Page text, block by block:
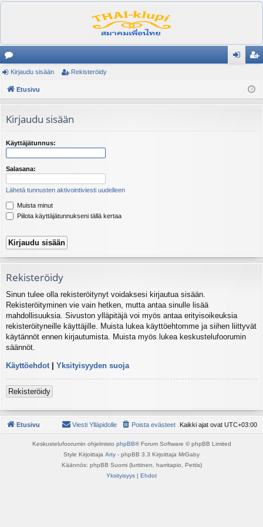
es
ku
el
ua
lu
ist
Kirjaudu sisään Rekisteröidy
Etusivu
Kirjaudu sisään
Käyttäjätunnus:
Salasana:
Lähetä tunnusten aktivointiviesti uudelleen
Muista minut
Piilota käyttäjätunnukseni tällä kertaa
Rekisteröidy
Sinun tulee olla rekisteröitynyt voidaksesi kirjautua sisään.
Rekisteröityminen vie vain hetken, mutta antaa sinulle lisää
mahdollisuuksia. Sivuston ylläpitäjä voi myös antaa erityisoikeuksia
rekisteröityneille käyttäjille. Muista lukea käyttöehtomme ja siihen liittyvät
käytännöt ennen kirjautumista. Muista myös lukea keskustelufoorumin
säännöt.
Käyttöehdot | Yksityisyyden suoja
Rekisteröidy
Etusivu Kaikki ajat ovat UTC+03:00
Poista evästeet
Viesti Ylläpidolle
Keskustelufoorumin ohjelmisto phpBB® Forum Software © phpBB Limited
Style Kirjoittaja Arty - phpBB 3.3 Kirjoittaja MrGaby
Käännös: phpBB Suomi (lurttinen, harritapio, Pettis)
Yksityisyys | Ehdot